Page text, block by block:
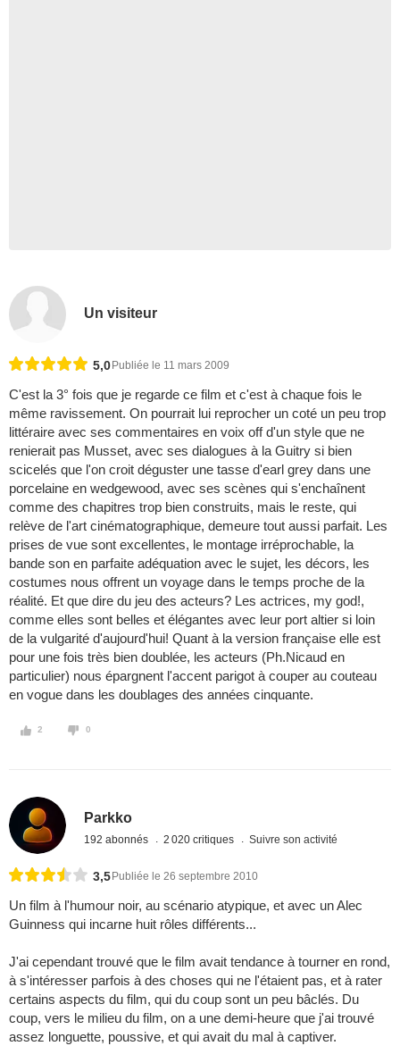
Un visiteur
5,0 Publiée le 11 mars 2009
C'est la 3° fois que je regarde ce film et c'est à chaque fois le
même ravissement. On pourrait lui reprocher un coté un peu trop
littéraire avec ses commentaires en voix off d'un style que ne
renierait pas Musset, avec ses dialogues à la Guitry si bien
scicelés que l'on croit déguster une tasse d'earl grey dans une
porcelaine en wedgewood, avec ses scènes qui s'enchaînent
comme des chapitres trop bien construits, mais le reste, qui
relève de l'art cinématographique, demeure tout aussi parfait. Les
prises de vue sont excellentes, le montage irréprochable, la
bande son en parfaite adéquation avec le sujet, les décors, les
costumes nous offrent un voyage dans le temps proche de la
réalité. Et que dire du jeu des acteurs? Les actrices, my god!,
comme elles sont belles et élégantes avec leur port altier si loin
de la vulgarité d'aujourd'hui! Quant à la version française elle est
pour une fois très bien doublée, les acteurs (Ph.Nicaud en
particulier) nous épargnent l'accent parigot à couper au couteau
en vogue dans les doublages des années cinquante.
2 0
Parkko
192 abonnés 2 020 critiques Suivre son activité
3,5 Publiée le 26 septembre 2010
Un film à l'humour noir, au scénario atypique, et avec un Alec
Guinness qui incarne huit rôles différents...
J'ai cependant trouvé que le film avait tendance à tourner en rond,
à s'intéresser parfois à des choses qui ne l'étaient pas, et à rater
certains aspects du film, qui du coup sont un peu bâclés. Du
coup, vers le milieu du film, on a une demi-heure que j'ai trouvé
assez longuette, poussive, et qui avait du mal à captiver.